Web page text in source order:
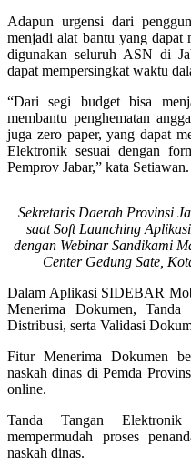
Adapun urgensi dari
menjadi alat bantu yang dapat
digunakan seluruh ASN di
dapat mempersingkat waktu
“Dari segi budget bisa
membantu penghematan
juga zero paper, yang dapat
Elektronik sesuai dengan
Pemprov Jabar,” kata Setiawan.
Sekretaris Daerah Provinsi
saat Soft Launching
dengan Webinar Sandikami
Center Gedung Sate,
Dalam Aplikasi SIDEBAR
Menerima Dokumen,
Distribusi, serta Validasi
Fitur Menerima Dokumen
naskah dinas di Pemda
online.
Tanda Tangan
mempermudah proses
naskah dinas.